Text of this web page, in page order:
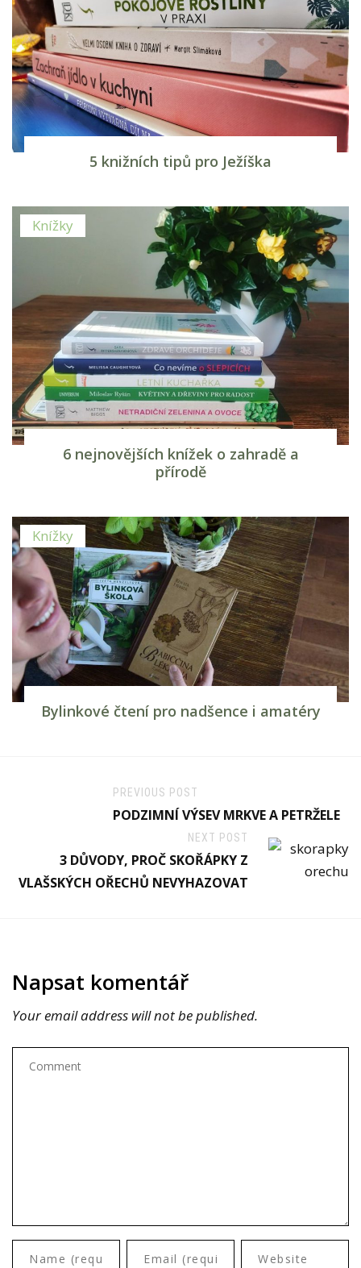
5 knižních tipů pro Ježíška
Knížky
6 nejnovějších knížek o zahradě a
přírodě
Knížky
Bylinkové čtení pro nadšence i amatéry
PREVIOUS POST
PODZIMNÍ VÝSEV MRKVE A PETRŽELE
NEXT POST
3 DŮVODY, PROČ SKOŘÁPKY Z
VLAŠSKÝCH OŘECHŮ NEVYHAZOVAT
Napsat komentář
Your email address will not be published.